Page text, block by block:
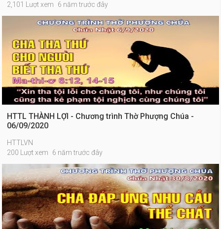
2,101 Lượt xem
6 năm trước đây
HTTL THÀNH LỢI - Chương trình Thờ Phượng Chúa -
06/09/2020
HTTLVN
200 Lượt xem
6 năm trước đây